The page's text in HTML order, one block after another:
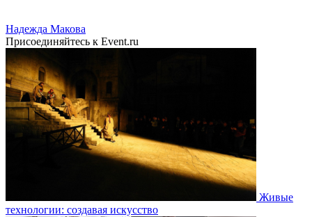
Надежда Макова
Присоединяйтесь к Event.ru
Живые
технологии: создавая искусство